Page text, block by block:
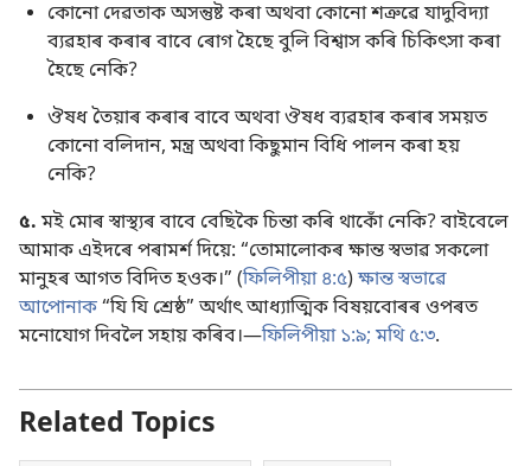
কোনো দেৱতাক অসন্তুষ্ট কৰা অথবা কোনো শত্ৰুৱে যাদুবিদ্যা
ব্যৱহাৰ কৰাৰ বাবে ৰোগ হৈছে বুলি বিশ্বাস কৰি চিকিৎসা কৰা
হৈছে নেকি?
ঔষধ তৈয়াৰ কৰাৰ বাবে অথবা ঔষধ ব্যৱহাৰ কৰাৰ সময়ত
কোনো বলিদান, মন্ত্ৰ অথবা কিছুমান বিধি পালন কৰা হয়
নেকি?
৫.মই মোৰ স্বাস্থ্যৰ বাবে বেছিকৈ চিন্তা কৰি থাকোঁ নেকি? বাইবেলে
আমাক এইদৰে পৰামৰ্শ দিয়ে: “তোমালোকৰ ক্ষান্ত স্বভাৱ সকলো
মানুহৰ আগত বিদিত হওক।” (ফিলিপীয়া ৪:৫)ক্ষান্ত স্বভাৱে
আপোনাক“যি যি শ্ৰেষ্ঠ” অৰ্থাৎ আধ্যাত্মিক বিষয়বোৰৰ ওপৰত
মনোযোগ দিবলৈ সহায় কৰিব।—ফিলিপীয়া ১:৯;মথি ৫:৩.
Related Topics